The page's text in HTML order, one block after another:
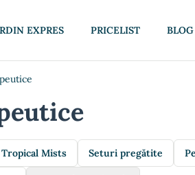
EXPRES PRICELIST BLOG
Tropical Mists Seturi pregătite